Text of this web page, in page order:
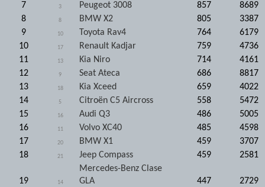
7
3 Peugeot 3008 857
8689
8
8 BMW X2 805
3387
9
10 Toyota Rav4 764
6179
10
17 Renault Kadjar 759
4736
11
13 Kia Niro 714
4161
12
9 Seat Ateca 686
8817
13
18 Kia Xceed 659
4022
14
5 Citroën C5 Aircross 558
5472
15
16 Audi Q3 486
5005
16
11 Volvo XC40 485
4598
17
20 BMW X1 459
3707
18
21 Jeep Compass 459 2581
19 14
Mercedes-Benz Clase
GLA
447
2729